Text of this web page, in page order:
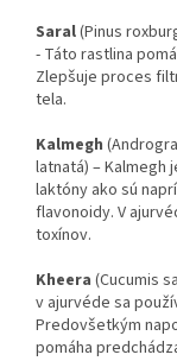
Saral(Pinus
- Táto rastlina
Zlepšuje proces
tela.
Kalmegh
latnatá) – Kalmegh
laktóny ako sú
flavonoidy. V
toxínov.
Kheera (Cucumis
v ajurvéde sa
Predovšetkým
pomáha